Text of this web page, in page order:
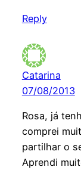
Reply
Catarina
07/08/2013
Rosa, já
comprei
partilhar o
Aprendi